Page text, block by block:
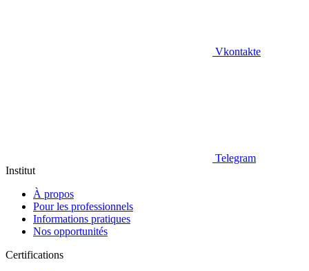
Vkontakte
Telegram
Institut
À propos
Pour les professionnels
Informations pratiques
Nos opportunités
Certifications